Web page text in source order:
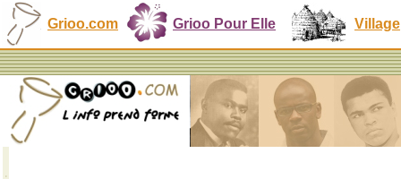
Grioo.com Grioo Pour Elle Village